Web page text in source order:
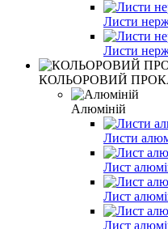
Листи
Листи
КОЛЬОРОВИЙ
Алюміній
Листи
Лист
Лист
Лист